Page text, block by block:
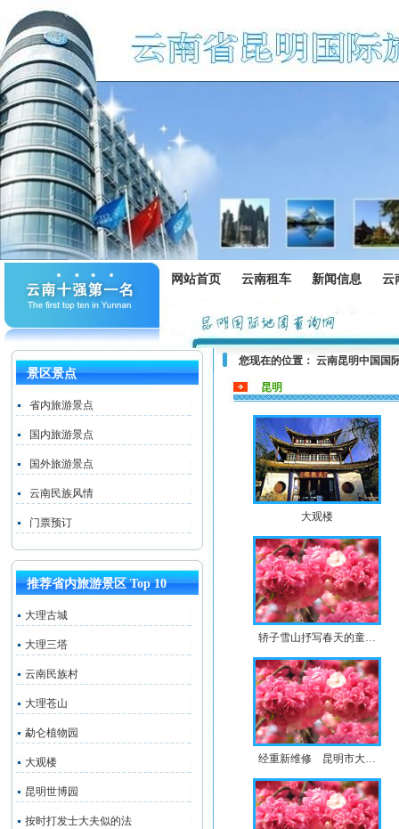
网站首页 云南租车 新闻信息 云
景区景点
省内旅游景点
国内旅游景点
国外旅游景点
云南民族风情
门票预订
推荐省内旅游景区 Top 10
大理古城
大理三塔
云南民族村
大理苍山
勐仑植物园
大观楼
昆明世博园
按时打发士大夫似的法
您现在的位置： 云南昆明中国国
昆明
大观楼
轿子雪山抒写春天的童…
经重新维修 昆明市大…